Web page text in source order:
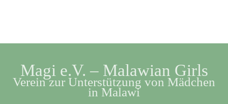
Magi e.V. – Malawian Girls
Verein zur Unterstützung von Mädchen
in Malawi